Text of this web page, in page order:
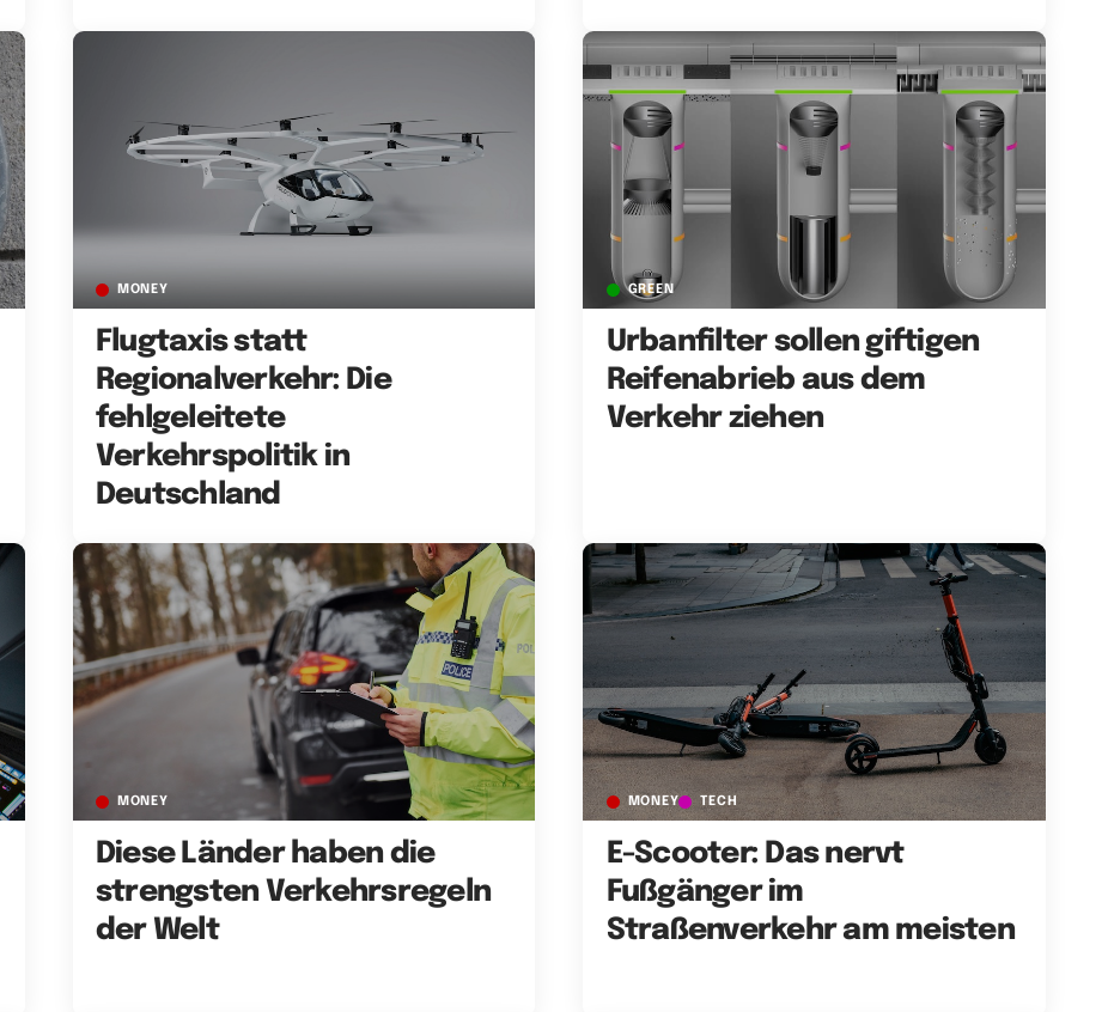
MONEY
Flugtaxis statt
Regionalverkehr: Die
fehlgeleitete
Verkehrspolitik in
Deutschland
GREEN
Urbanfilter sollen giftigen
Reifenabrieb aus dem
Verkehr ziehen
MONEY
Diese Länder haben die
strengsten Verkehrsregeln
der Welt
MONEY TECH
E-Scooter: Das nervt
Fußgänger im
Straßenverkehr am meisten